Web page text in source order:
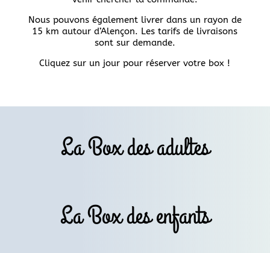
Nous pouvons également livrer dans un rayon de
15 km autour d’Alençon. Les tarifs de livraisons
sont sur demande.
Cliquez sur un jour pour réserver votre box !
La Box des adultes
La Box des enfants